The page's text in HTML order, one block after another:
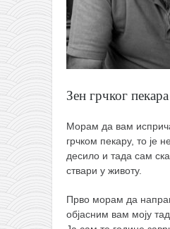
Зен грчког пекара
Морам да вам
грчком пекару, то је
десило и тада сам
ствари у животу.
Прво морам да
објасним вам моју